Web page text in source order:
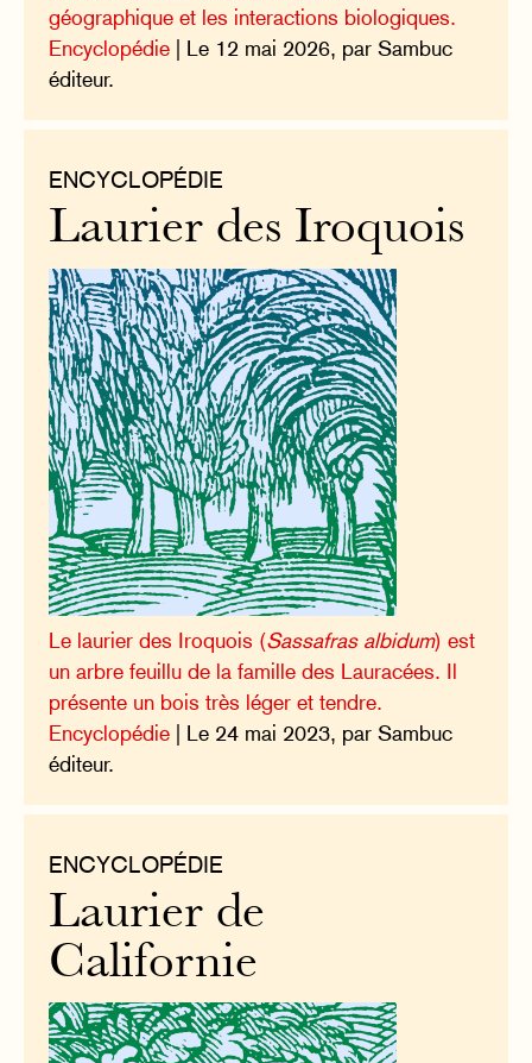
géographique et les interactions biologiques.
Encyclopédie | Le 12 mai 2026, par Sambuc
éditeur.
ENCYCLOPÉDIE
Laurier des Iroquois
Le laurier des Iroquois (Sassafras albidum) est
un arbre feuillu de la famille des Lauracées. Il
présente un bois très léger et tendre.
Encyclopédie | Le 24 mai 2023, par Sambuc
éditeur.
ENCYCLOPÉDIE
Laurier de
Californie